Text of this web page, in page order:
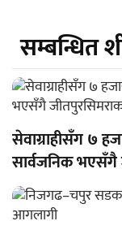
सम्बन्धित
सेवाग्राहीसँग ७
सार्वजनिक भएसँगै